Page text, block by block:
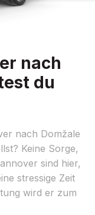
nach
du
nach Domžale
Keine Sorge,
sind hier,
stressige Zeit
wird er zum